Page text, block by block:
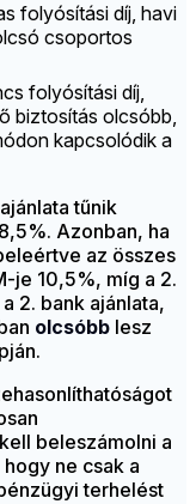
folyósítási díj, havi
csoportos
folyósítási díj,
biztosítás olcsóbb,
kapcsolódik a
tűnik
Azonban, ha
az összes
je 10,5%, míg a 2.
2. bank ajánlata,
olcsóbb lesz
beleszámolni a
ne csak a
terhelést